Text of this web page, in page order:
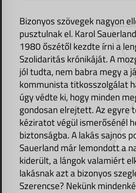
Bizonyos szövegek nagyon
pusztulnak el. Karol
1980 őszétől kezdte írni a
Szolidaritás krónikáját. A
jól tudta, nem babra megy a
kommunista titkosszolgálat
úgy védte ki, hogy minden
gondosan elrejtett. Az egyre
kéziratot végül ismerősénél
biztonságba. A lakás sajnos
Sauerland már lemondott a
kiderült, a lángok valamiért
lakásnak azt a bizonyos
Szerencse? Nekünk